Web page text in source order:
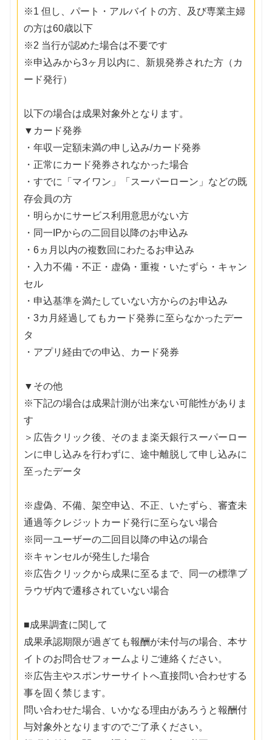
※1 但し、パート・アルバイトの方、及び専業主婦
の方は60歳以下
※2 当行が認めた場合は不要です
※申込みから3ヶ月以内に、新規発券された方（カ
ード発行）
以下の場合は成果対象外となります。
▼カード発券
・年収一定額未満の申し込み/カード発券
・正常にカード発券されなかった場合
・すでに「マイワン」「スーパーローン」などの既
存会員の方
・明らかにサービス利用意思がない方
・同一IPからの二回目以降のお申込み
・6ヵ月以内の複数回にわたるお申込み
・入力不備・不正・虚偽・重複・いたずら・キャン
セル
・申込基準を満たしていない方からのお申込み
・3カ月経過してもカード発券に至らなかったデー
タ
・アプリ経由での申込、カード発券
▼その他
※下記の場合は成果計測が出来ない可能性がありま
す
＞広告クリック後、そのまま楽天銀行スーパーロー
ンに申し込みを行わずに、途中離脱して申し込みに
至ったデータ
※虚偽、不備、架空申込、不正、いたずら、審査未
通過等クレジットカード発行に至らない場合
※同一ユーザーの二回目以降の申込の場合
※キャンセルが発生した場合
※広告クリックから成果に至るまで、同一の標準ブ
ラウザ内で遷移されていない場合
■成果調査に関して
成果承認期限が過ぎても報酬が未付与の場合、本サ
イトのお問合せフォームよりご連絡ください。
※広告主やスポンサーサイトへ直接問い合わせする
事を固く禁じます。
問い合わせた場合、いかなる理由があろうと報酬付
与対象外となりますのでご了承ください。